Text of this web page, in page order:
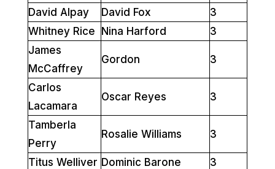
David Alpay
David Fox
3
Whitney Rice Nina Harford
3
James
McCaffrey
Gordon 3
Carlos
Lacamara
Oscar Reyes 3
Tamberla
Perry
Rosalie Williams 3
Titus Welliver Dominic Barone
3